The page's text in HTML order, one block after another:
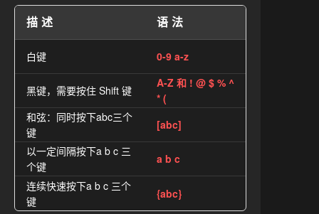
描述 语法
白键 0-9 a-z
黑键，需要按住 Shift 键
A-Z 和 ! @ $ % ^
* (
和弦：同时按下abc三个
键
[abc]
以一定间隔按下a b c 三
个键
a b c
连续快速按下a b c 三个
键
{abc}